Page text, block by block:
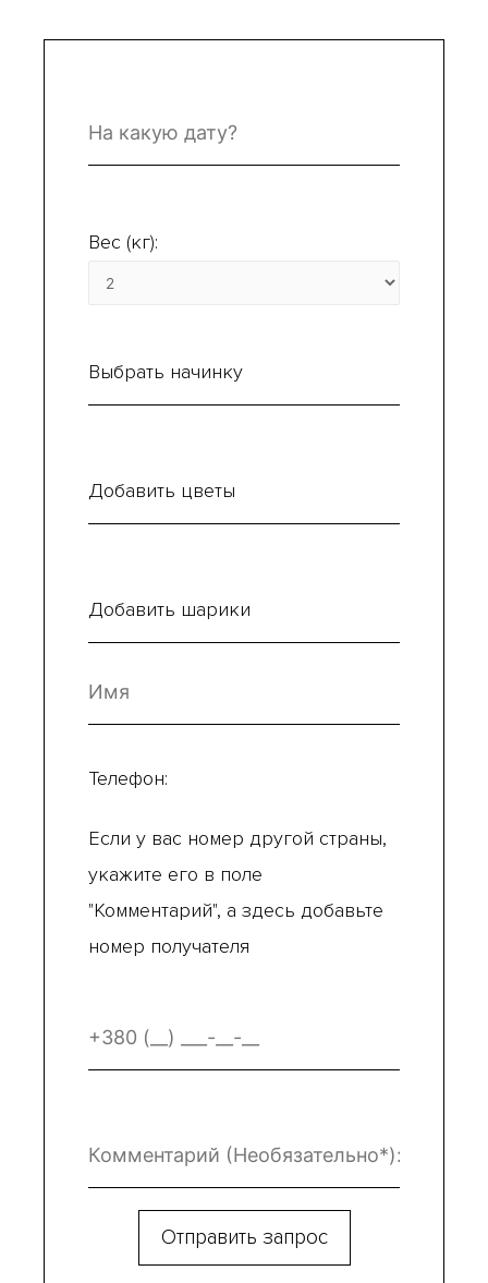
Вес (кг):
Выбрать начинку
Добавить цветы
Добавить шарики
Телефон:
Если у вас номер другой страны,
укажите его в поле
"Комментарий", а здесь добавьте
номер получателя